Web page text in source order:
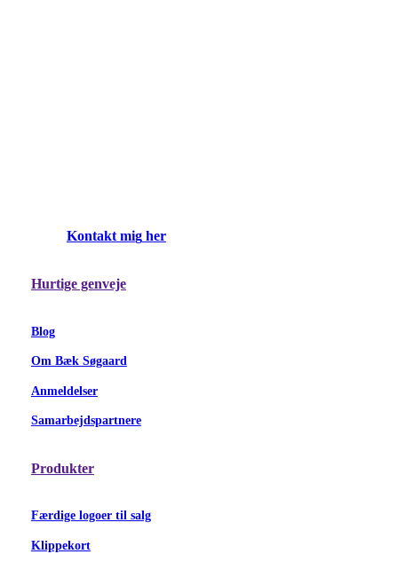
Kontakt mig her
Hurtige genveje
Blog
Om Bæk Søgaard
Anmeldelser
Samarbejdspartnere
Produkter
Færdige logoer til salg
Klippekort